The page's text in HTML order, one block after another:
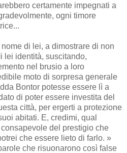
certamente impegnati a
ogni timore
di lei, a dimostrare di non
lei identità, suscitando,
nel brusio a loro
moto di sorpresa generale
Bontor potesse essere lì a
di poter essere investita del
città, per ergerti a protezione
abitati. E, credimi, qual
del prestigio che
che essere lieto di farlo. »
che risuonarono così false